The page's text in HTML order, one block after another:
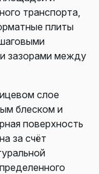
транспорта,
плиты
зазорами между
слое
блеском и
поверхность
за счёт